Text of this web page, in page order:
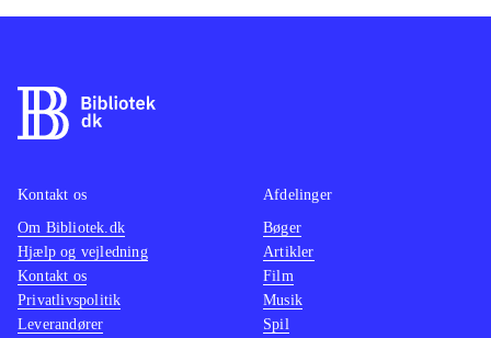
Kontakt os
Om Bibliotek.dk
Hjælp og vejledning
Kontakt os
Privatlivspolitik
Leverandører
Afdelinger
Bøger
Artikler
Film
Musik
Spil